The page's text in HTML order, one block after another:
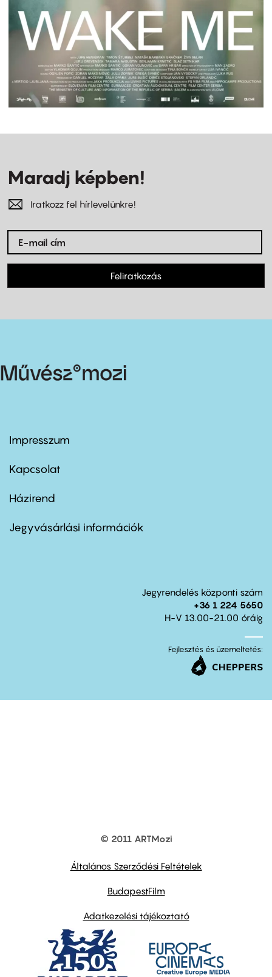
Maradj képben!
Iratkozz fel hírlevelünkre!
Feliratkozás
Footer
first
Impresszum
Kapcsolat
Footer
second
Házirend
Jegyvásárlási információk
Jegyrendelés központi szám
+36 1 224 5650
H-V 13.00-21.00 óráig
Fejlesztés és üzemeltetés:
© 2011 ARTMozi
Általános Szerződési Feltételek
BudapestFilm
Adatkezelési tájékoztató